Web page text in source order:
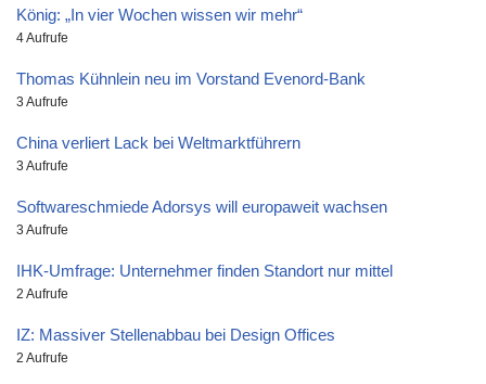
König: „In vier Wochen wissen wir mehr“
4 Aufrufe
Thomas Kühnlein neu im Vorstand Evenord-Bank
3 Aufrufe
China verliert Lack bei Weltmarktführern
3 Aufrufe
Softwareschmiede Adorsys will europaweit wachsen
3 Aufrufe
IHK-Umfrage: Unternehmer finden Standort nur mittel
2 Aufrufe
IZ: Massiver Stellenabbau bei Design Offices
2 Aufrufe